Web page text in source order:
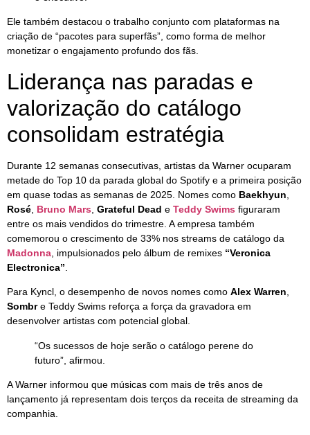
Ele também destacou o trabalho conjunto com plataformas na
criação de “pacotes para superfãs”, como forma de melhor
monetizar o engajamento profundo dos fãs.
Liderança nas paradas e
valorização do catálogo
consolidam estratégia
Durante 12 semanas consecutivas, artistas da Warner ocuparam
metade do Top 10 da parada global do Spotify e a primeira posição
em quase todas as semanas de 2025. Nomes como Baekhyun
Rosé Bruno Mars Grateful Dead e Teddy Swims figuraram
entre os mais vendidos do trimestre. A empresa também
comemorou o crescimento de 33% nos streams de catálogo da
Madonna , impulsionados pelo álbum de remixes “Veronica
Electronica”
Para Kyncl, o desempenho de novos nomes como Alex Warren
Sombre Teddy Swims reforça a força da gravadora em
desenvolver artistas com potencial global.
“Os sucessos de hoje serão o catálogo perene do
futuro”, afirmou.
A Warner informou que músicas com mais de três anos de
lançamento já representam dois terços da receita de streaming da
companhia.